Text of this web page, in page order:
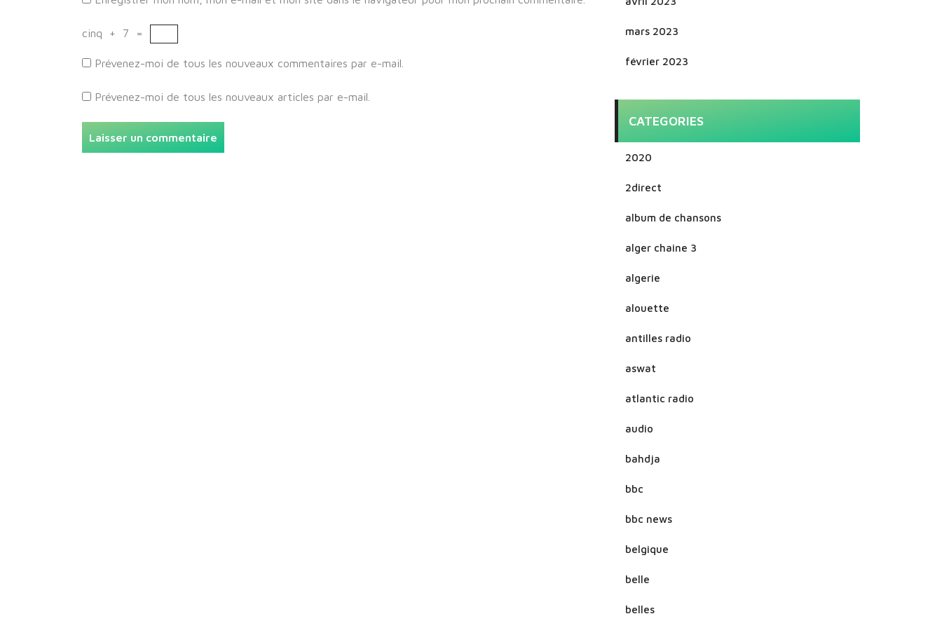
cinq + 7 =
Prévenez-moi de tous les nouveaux commentaires par e-mail.
Prévenez-moi de tous les nouveaux articles par e-mail.
mars 2023
février 2023
CATEGORIES
2020
2direct
album de chansons
alger chaine 3
algerie
alouette
antilles radio
aswat
atlantic radio
audio
bahdja
bbc
bbc news
belgique
belle
belles